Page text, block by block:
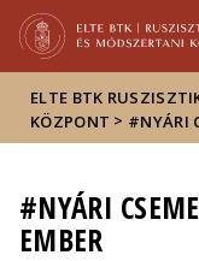
ELTE BTK
KÖZPONT > #NYÁRI
#NYÁRI
EMBER